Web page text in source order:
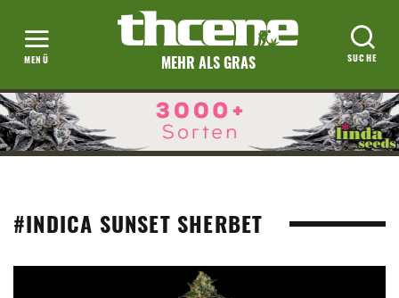
MEHR ALS GRAS
#INDICA SUNSET SHERBET